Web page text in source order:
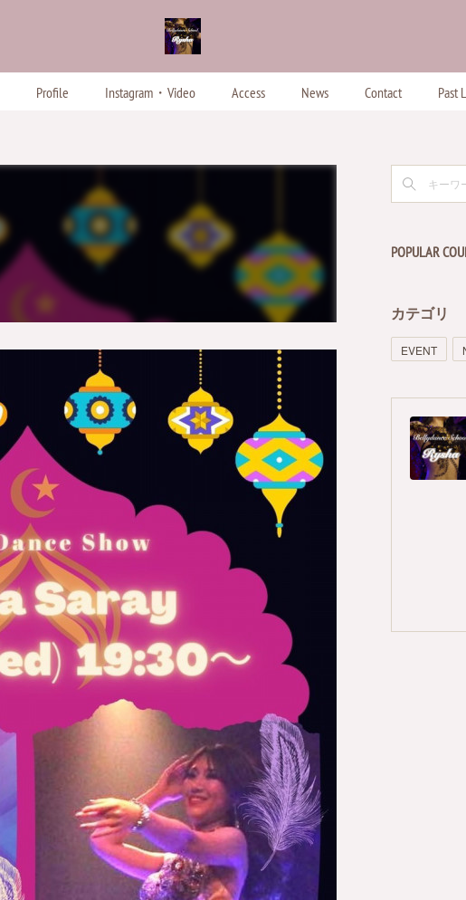
Profile Instagram・Video Access News Contact Past
POPULAR
カテゴリ
EVENT